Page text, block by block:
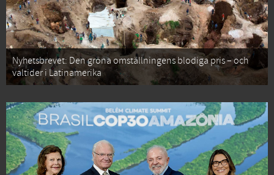
Nyhetsbrevet: Den gröna omställningens blodiga pris – och
valtider i Latinamerika